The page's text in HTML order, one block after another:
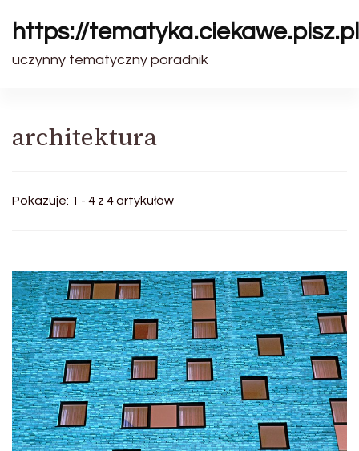
https://tematyka.ciekawe.pisz.pl
uczynny tematyczny poradnik
architektura
Pokazuje: 1 - 4 z 4 artykułów